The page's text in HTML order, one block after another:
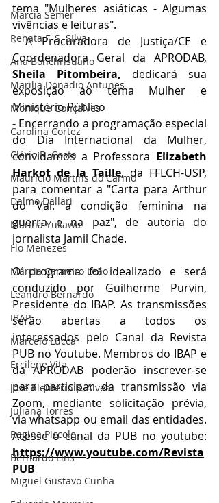
Marcia Semer
Renata F. S. SIlva
Ana Bonchristiano
Marilia Donadio Antunes
Monique Gonçalves
Carolina Cortez
Clério R. Costa
Maurício Martins do Carmo
Dalmo Dallari
Marina Yukawa
Flo Menezes
Márcia Carneiro Leão
Leandro Bernardo
IBAP
Marcelo Lucca
Ercilene Vita
José Eleutério B. Alves
Juliana Torres
Regina Piccolo
Bernardo Lins
Miguel Gustavo Cunha
tema "Mulheres asiáticas - Algumas
vivências e leituras".
- A Procuradora de Justiça/CE e
Sheila Pitombeira, dedicará sua
exposição ao tema Mulher e
Ministério Público
- Encerrando a programação especial
do Dia Internacional da Mulher,
convidamos a Professora Elizabeth
Harkot de la Taille, da FFLCH-USP,
para comentar a "Carta para Arthur
do Val: a condição feminina na
guerra e na paz", de autoria do
jornalista Jamil Chade.
O programa foi idealizado e será
conduzido por Guilherme Purvin,
Presidente do IBAP. As transmissões
serão abertas a todos os
interessados pelo Canal da Revista
PUB no Youtube. Membros do IBAP e
da APRODAB poderão inscrever-se
para participar da transmissão via
Zoom, mediante solicitação prévia,
via whatsapp ou email das entidades.
https://www.youtube.com/Revista
PUB